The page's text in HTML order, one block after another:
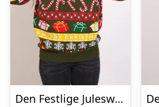
Den Festlige Julesweater – dame / kvinder